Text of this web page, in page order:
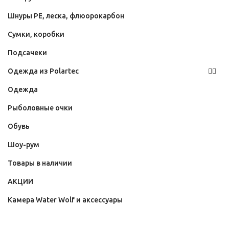
Шнуры PE, леска, флюорокарбон
Сумки, коробки
Подсачеки
Одежда из Polartec
Одежда
Рыболовные очки
Обувь
Шоу-рум
Товары в наличии
АКЦИИ
Камера Water Wolf и аксессуары